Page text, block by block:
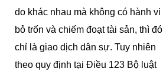
do khác nhau mà không có hành vi
bỏ trốn và chiếm đoạt tài sản, thì đó
chỉ là giao dịch dân sự. Tuy nhiên
theo quy định tại Điều 123 Bộ luật